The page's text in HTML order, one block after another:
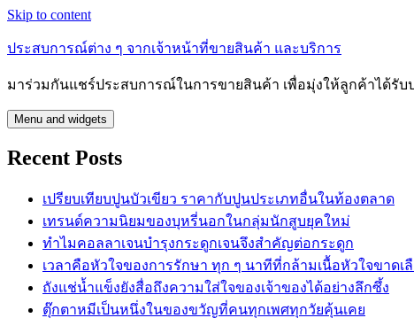
Skip to content
ประสบการณ์ต่าง ๆ จากเจ้าหน้าที่ขายสินค้า และบริการ
มาร่วมกันแชร์ประสบการณ์ในการขายสินค้า เพื่อมุ่งให้ลูกค้าได้รับ
Menu and widgets
Recent Posts
เปรียบเทียบปูนบัวเขียว ราคากับปูนประเภทอื่นในท้องตลาด
เทรนด์ความนิยมของบุหรี่นอกในกลุ่มนักสูบยุคใหม่
ทำไมคอลลาเจนบำรุงกระดูกเจนจึงสำคัญต่อกระดูก
เวลาคือหัวใจของการรักษา ทุก ๆ นาทีที่กล้ามเนื้อหัวใจขาดเ
ถังแช่น้ำแข็งยังสื่อถึงความใส่ใจของเจ้าของได้อย่างลึกซึ้ง
ตุ๊กตาหมีเป็นหนึ่งในของขวัญที่คนทุกเพศทุกวัยคุ้นเคย